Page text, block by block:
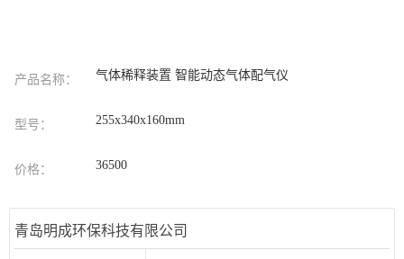
产品名称： 气体稀释装置 智能动态气体配气仪
型号： 255x340x160mm
价格： 36500
青岛明成环保科技有限公司